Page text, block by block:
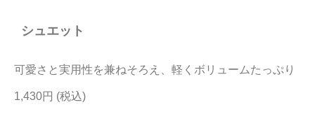
当サイトについて
シュエット
可愛さと実用性を兼ねそろえ、軽くボリュームたっぷり
1,430円